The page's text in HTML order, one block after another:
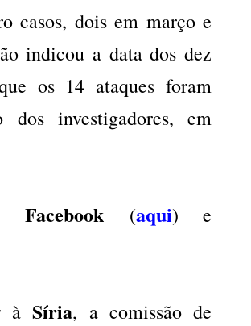
casos, dois em março e
indicou a data dos dez
os 14 ataques foram
investigadores, em
Facebook (aqui) e
àSíria, a comissão de